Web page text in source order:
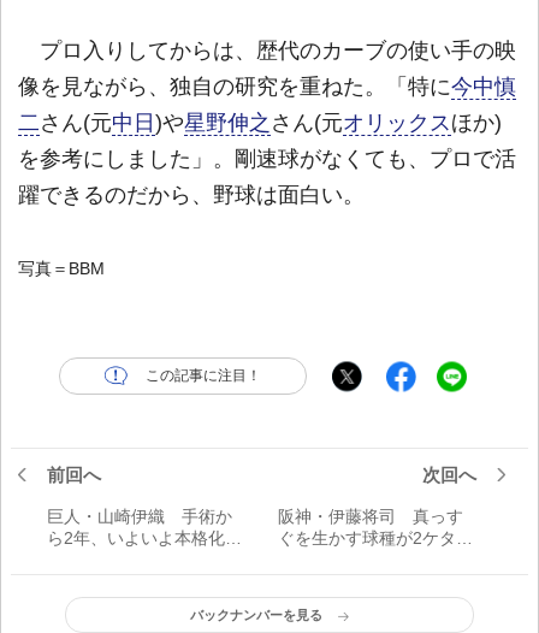
プロ入りしてからは、歴代のカーブの使い手の映
像を見ながら、独自の研究を重ねた。「特に今中慎
二さん(元中日 )や星野伸之 さん(元オリックスほか)
を参考にしました」。剛速球がなくても、プロで活
躍できるのだから、野球は面白い。
写真＝BBM
この記事に注目！
前回へ
巨人・山崎伊織 手術か
ら2年、いよいよ本格化／
次回へ
阪神・伊藤将司 真っす
ぐを生かす球種が2ケタ勝
刀
バックナンバーを見る